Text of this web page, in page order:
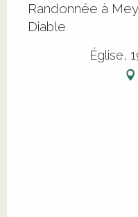
Randonnée à
Diable
Église,